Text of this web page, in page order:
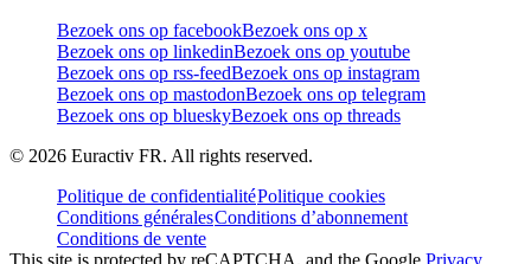
Bezoek ons op facebookBezoek ons op x
Bezoek ons op linkedinBezoek ons op youtube
Bezoek ons op rss-feedBezoek ons op instagram
Bezoek ons op mastodonBezoek ons op telegram
Bezoek ons op blueskyBezoek ons op threads
© 2026 Euractiv FR. All rights reserved.
Politique de confidentialitéPolitique cookies
Conditions généralesConditions d’abonnement
Conditions de vente
This site is protected by reCAPTCHA, and the Google Privacy